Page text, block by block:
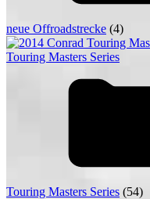
neue Offroadstrecke (4)
Touring Masters Series (54)